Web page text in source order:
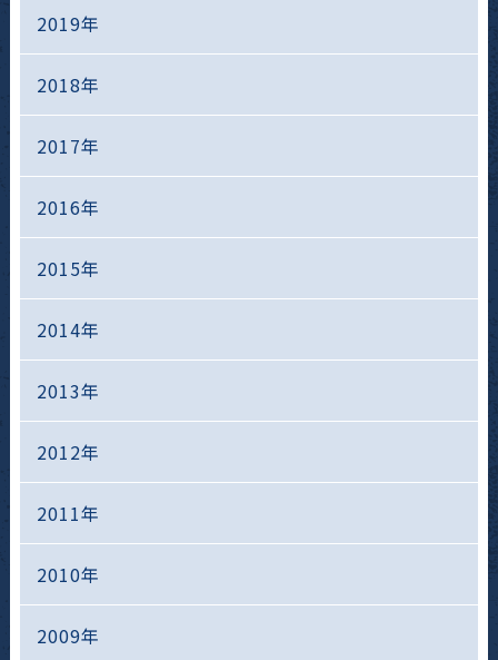
2019年
2018年
2017年
2016年
2015年
2014年
2013年
2012年
2011年
2010年
2009年